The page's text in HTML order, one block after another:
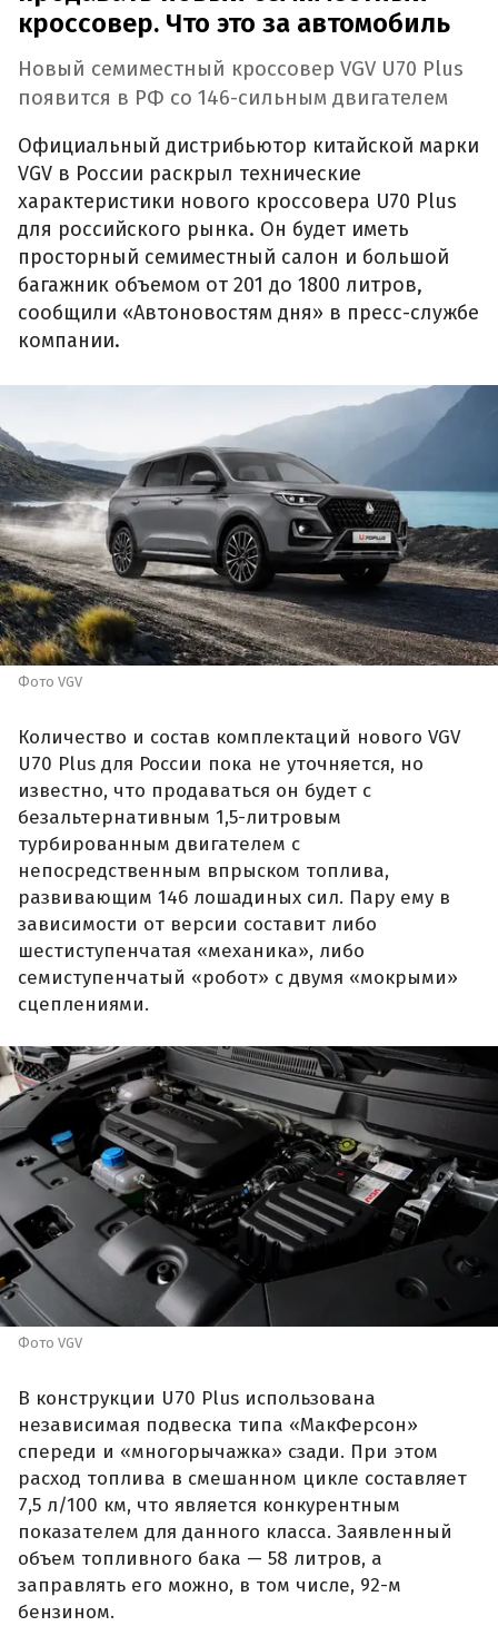
кроссовер. Что это за автомобиль
Новый семиместный кроссовер VGV U70 Plus
появится в РФ со 146-сильным двигателем
Официальный дистрибьютор китайской марки
VGV в России раскрыл технические
характеристики нового кроссовера U70 Plus
для российского рынка. Он будет иметь
просторный семиместный салон и большой
багажник объемом от 201 до 1800 литров,
сообщили «Автоновостям дня» в пресс-службе
компании.
Фото VGV
Количество и состав комплектаций нового VGV
U70 Plus для России пока не уточняется, но
известно, что продаваться он будет с
безальтернативным 1,5-литровым
турбированным двигателем с
непосредственным впрыском топлива,
развивающим 146 лошадиных сил. Пару ему в
зависимости от версии составит либо
шестиступенчатая «механика», либо
семиступенчатый «робот» с двумя «мокрыми»
сцеплениями.
Фото VGV
В конструкции U70 Plus использована
независимая подвеска типа «МакФерсон»
спереди и «многорычажка» сзади. При этом
расход топлива в смешанном цикле составляет
7,5 л/100 км, что является конкурентным
показателем для данного класса. Заявленный
объем топливного бака — 58 литров, а
заправлять его можно, в том числе, 92-м
бензином.